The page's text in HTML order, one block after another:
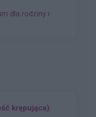
dla rodziny i
krępująca)